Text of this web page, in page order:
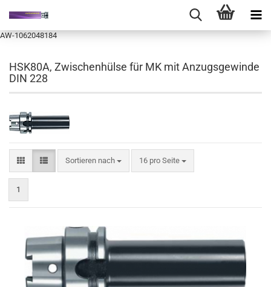
AW-1062048184
HSK80A, Zwischenhülse für MK mit Anzugsgewinde
DIN 228
Sortieren nach
Sortieren nach 16 pro Seite
pro Seite
1